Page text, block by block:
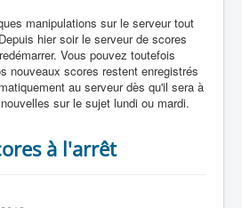
manipulations sur le serveur tout
hier soir le serveur de scores
Vous pouvez toutefois
nouveaux scores restent enregistrés
au serveur dès qu'il sera à
sur le sujet lundi ou mardi.
à l'arrêt